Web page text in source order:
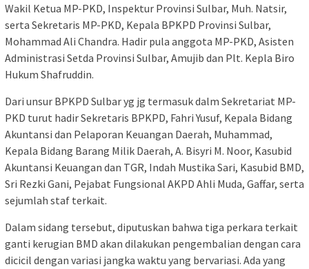
Wakil Ketua MP-PKD, Inspektur Provinsi Sulbar, Muh. Natsir,
serta Sekretaris MP-PKD, Kepala BPKPD Provinsi Sulbar,
Mohammad Ali Chandra. Hadir pula anggota MP-PKD, Asisten
Administrasi Setda Provinsi Sulbar, Amujib dan Plt. Kepla Biro
Hukum Shafruddin.
Dari unsur BPKPD Sulbar yg jg termasuk dalm Sekretariat MP-
PKD turut hadir Sekretaris BPKPD, Fahri Yusuf, Kepala Bidang
Akuntansi dan Pelaporan Keuangan Daerah, Muhammad,
Kepala Bidang Barang Milik Daerah, A. Bisyri M. Noor, Kasubid
Akuntansi Keuangan dan TGR, Indah Mustika Sari, Kasubid BMD,
Sri Rezki Gani, Pejabat Fungsional AKPD Ahli Muda, Gaffar, serta
sejumlah staf terkait.
Dalam sidang tersebut, diputuskan bahwa tiga perkara terkait
ganti kerugian BMD akan dilakukan pengembalian dengan cara
dicicil dengan variasi jangka waktu yang bervariasi. Ada yang